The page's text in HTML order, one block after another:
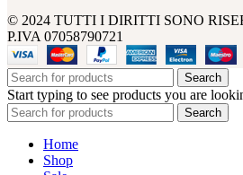
© 2024 TUTTI I DIRITTI SONO
P.IVA 07058790721
Search
Start typing to see products you are
Search
Home
Shop